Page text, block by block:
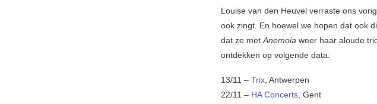
Louise van den Heuvel verraste ons
ook zingt. En hoewel we hopen dat ook
dat ze met Anemoia weer haar aloude
ontdekken op volgende data:
13/11 – Trix , Antwerpen
22/11 – HA Concerts , Gent